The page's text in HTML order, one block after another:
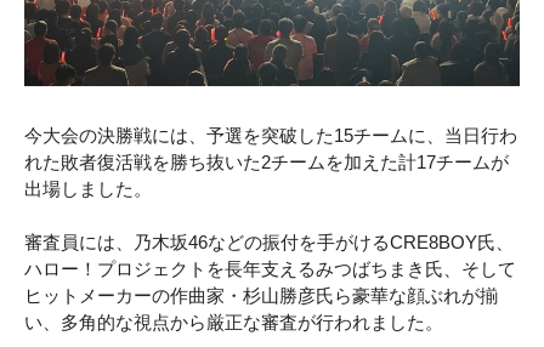
今大会の決勝戦には、予選を突破した15チームに、当日行わ
れた敗者復活戦を勝ち抜いた2チームを加えた計17チームが
出場しました。
審査員には、乃木坂46などの振付を手がけるCRE8BOY氏、
ハロー！プロジェクトを長年支えるみつばちまき氏、そして
ヒットメーカーの作曲家・杉山勝彦氏ら豪華な顔ぶれが揃
い、多角的な視点から厳正な審査が行われました。